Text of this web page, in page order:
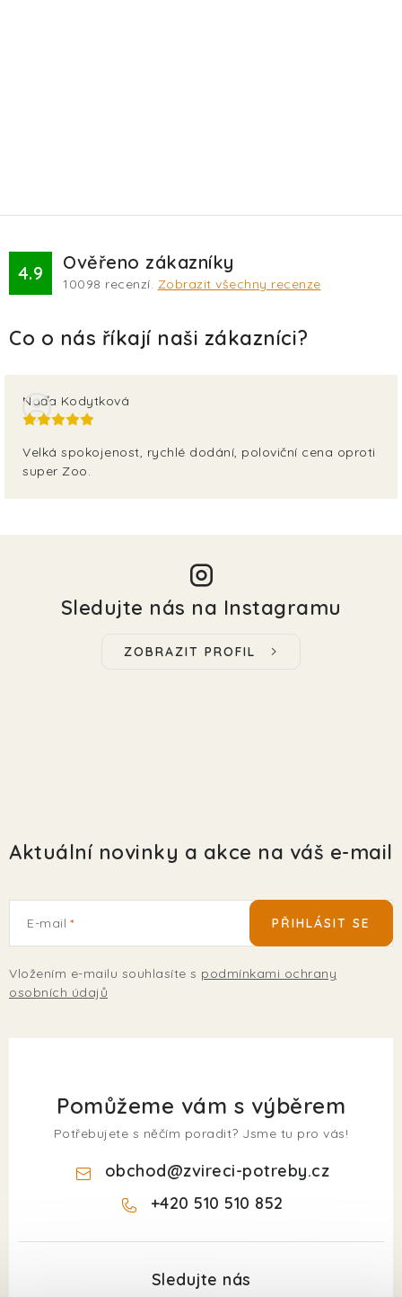
4.9 Ověřeno zákazníky
10098 recenzí. Zobrazit všechny recenze
Naďa Kodytková
Velká spokojenost, rychlé dodání, poloviční cena oproti
super Zoo.
Sledujte nás na Instagramu
ZOBRAZIT PROFIL
Aktuální novinky a akce na váš e-mail
E-mail
Vložením e-mailu souhlasíte s podmínkami ochrany
osobních údajů
PŘIHLÁSIT SE
Pomůžeme vám s výběrem
Potřebujete s něčím poradit? Jsme tu pro vás!
obchod@zvireci-potreby.cz
+420 510 510 852